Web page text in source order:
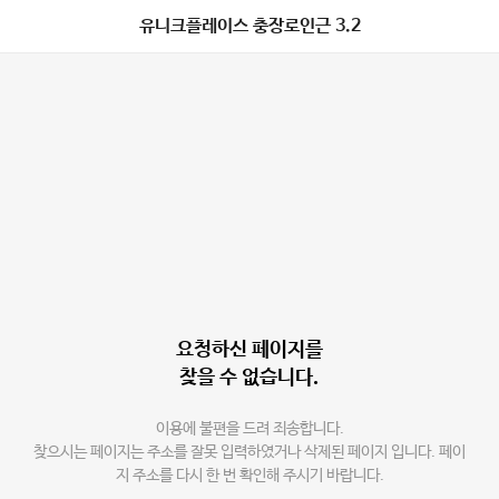
유니크플레이스 충장로인근 3.2
요청하신 페이지를
찾을 수 없습니다.
이용에 불편을 드려 죄송합니다.
찾으시는 페이지는 주소를 잘못 입력하였거나 삭제된 페이지 입니다. 페이
지 주소를 다시 한 번 확인해 주시기 바랍니다.